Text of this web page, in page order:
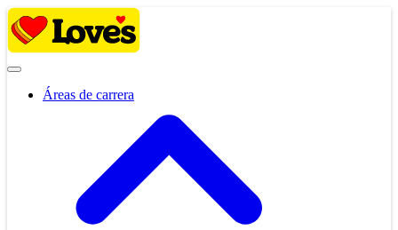
Skip
content
Áreas de carrera